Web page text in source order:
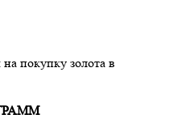
покупку золота в